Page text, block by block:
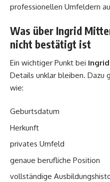
professionellen Umfeldern
Was über Ingrid
nicht bestätigt ist
Ein wichtiger Punkt bei
Details unklar bleiben. Dazu
wie:
Geburtsdatum
Herkunft
privates Umfeld
genaue berufliche Position
vollständige